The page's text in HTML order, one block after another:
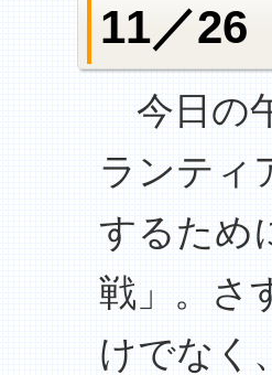
11／
今日の
ランティ
するため
戦」。さ
けでなく